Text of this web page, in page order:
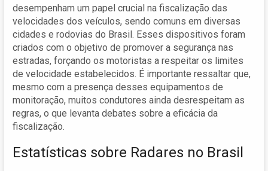
desempenham um papel crucial na fiscalização das
velocidades dos veículos, sendo comuns em diversas
cidades e rodovias do Brasil. Esses dispositivos foram
criados com o objetivo de promover a segurança nas
estradas, forçando os motoristas a respeitar os limites
de velocidade estabelecidos. É importante ressaltar que,
mesmo com a presença desses equipamentos de
monitoração, muitos condutores ainda desrespeitam as
regras, o que levanta debates sobre a eficácia da
fiscalização.
Estatísticas sobre Radares no Brasil